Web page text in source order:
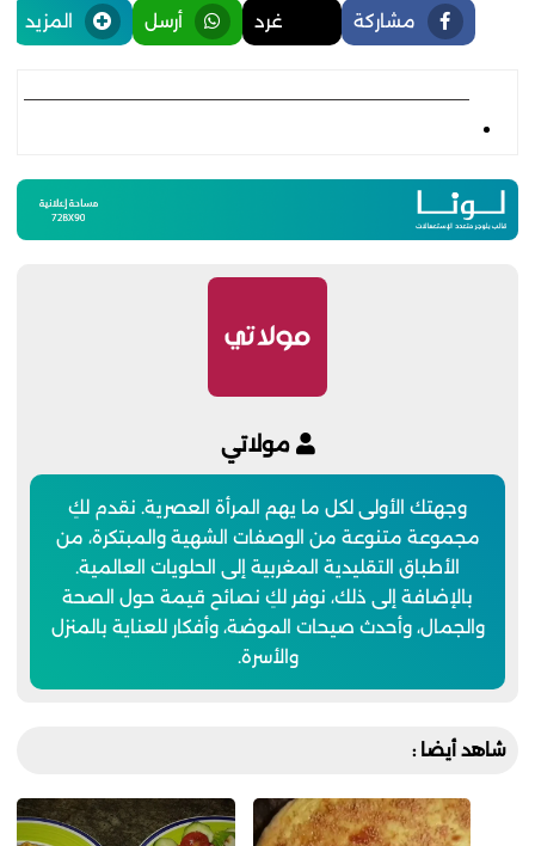
مشاركة غرد أرسل المزيد
مولاتي
وجهتك الأولى لكل ما يهم المرأة العصرية. نقدم لكِ
مجموعة متنوعة من الوصفات الشهية والمبتكرة، من
الأطباق التقليدية المغربية إلى الحلويات العالمية.
بالإضافة إلى ذلك، نوفر لكِ نصائح قيمة حول الصحة
والجمال، وأحدث صيحات الموضة، وأفكار للعناية بالمنزل
والأسرة.
شاهد أيضا :